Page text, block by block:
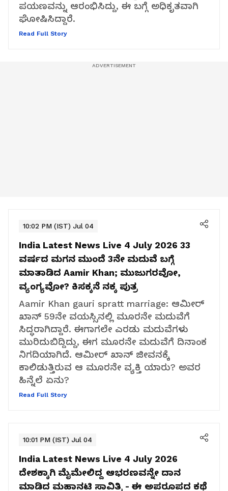
ಪಯಣವನ್ನು ಆರಂಭಿಸಿದ್ದು, ಈ ಬಗ್ಗೆ ಅಧಿಕೃತವಾಗಿ
ಘೋಷಿಸಿದ್ದಾರೆ.
Read Full Story
10:02 PM (IST) Jul 04
India Latest News Live 4 July 2026 33
ವರ್ಷದ ಮಗನ ಮುಂದೆ 3ನೇ ಮದುವೆ ಬಗ್ಗೆ
ಮಾತಾಡಿದ Aamir Khan; ಮುಜುಗರವೋ,
ವ್ಯಂಗ್ಯವೋ? ಕಿಸಕ್ಕನೆ ನಕ್ಕ ಪುತ್ರ
Aamir Khan gauri spratt marriage: ಆಮೀರ್
ಖಾನ್ 59ನೇ ವಯಸ್ಸಿನಲ್ಲಿ ಮೂರನೇ ಮದುವೆಗೆ
ಸಿದ್ಧರಾಗಿದ್ದಾರೆ. ಈಗಾಗಲೇ ಎರಡು ಮದುವೆಗಳು
ಮುರಿದುಬಿದ್ದಿದ್ದು, ಈಗ ಮೂರನೇ ಮದುವೆಗೆ ದಿನಾಂಕ
ನಿಗದಿಯಾಗಿದೆ. ಆಮೀರ್ ಖಾನ್ ಜೀವನಕ್ಕೆ
ಕಾಲಿಡುತ್ತಿರುವ ಆ ಮೂರನೇ ವ್ಯಕ್ತಿ ಯಾರು? ಅವರ
ಹಿನ್ನೆಲೆ ಏನು?
Read Full Story
10:01 PM (IST) Jul 04
India Latest News Live 4 July 2026
ದೇಶಕ್ಕಾಗಿ ಮೈಮೇಲಿದ್ದ ಆಭರಣವನ್ನೇ ದಾನ
ಮಾಡಿದ ಮಹಾನಟಿ ಸಾವಿತ್ರಿ - ಈ ಅಪರೂಪದ ಕಥೆ